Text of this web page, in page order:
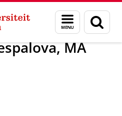
Menu
en
zoeken
Bespalova, MA
MA